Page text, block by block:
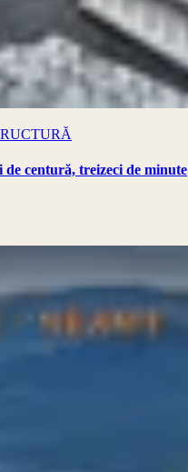
centură, treizeci de minute